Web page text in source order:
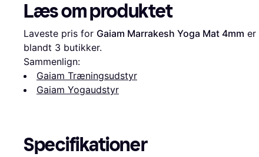
Læs om produktet
Laveste pris for Gaiam Marrakesh Yoga Mat 4mm er
blandt 3 butikker.
Sammenlign:
Gaiam Træningsudstyr
Gaiam Yogaudstyr
Specifikationer